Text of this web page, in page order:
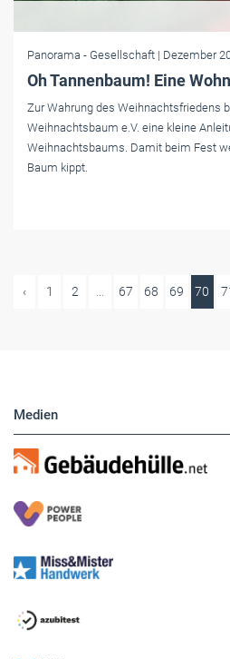
Panorama - Gesellschaft | Dezember
Oh Tannenbaum! Eine
Zur Wahrung des Weihnachtsfriedens
Weihnachtsbaum e.V. eine kleine
Weihnachtsbaums. Damit beim Fest
Baum kippt.
‹ 1 2 ... 67 68 69 70
Medien